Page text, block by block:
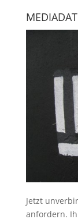
Jetzt
anfordern.